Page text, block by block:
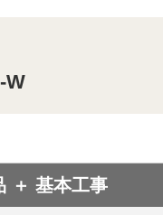
W
＋ 基本工事